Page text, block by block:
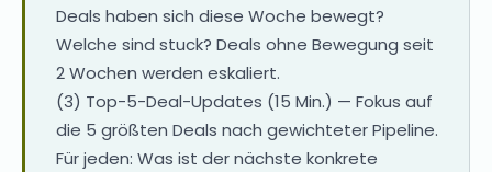
Deals haben sich diese Woche bewegt?
Welche sind stuck? Deals ohne Bewegung seit
2 Wochen werden eskaliert.
(3) Top-5-Deal-Updates (15 Min.) — Fokus auf
die 5 größten Deals nach gewichteter Pipeline.
Für jeden: Was ist der nächste konkrete